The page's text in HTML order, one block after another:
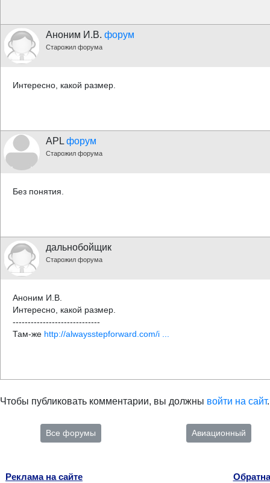
Аноним И.В. форум
Старожил форума
Интересно, какой размер.
APL форум
Старожил форума
Без понятия.
дальнобойщик
Старожил форума
Аноним И.В.
Интересно, какой размер.
-----------------------------
Там-же http://alwaysstepforward.com/i ...
Чтобы публиковать комментарии, вы должны войти на сайт.
Все форумы Авиационный
Реклама на сайте